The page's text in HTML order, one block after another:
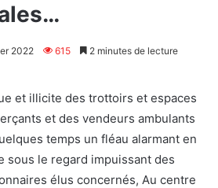
2022 615 2 minutes de lecture
et illicite des trottoirs et espaces
et des vendeurs ambulants
temps un fléau alarmant en
sous le regard impuissant des
élus concernés, Au centre